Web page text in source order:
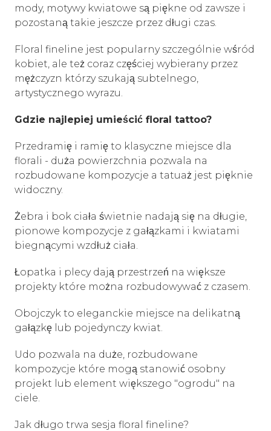
mody, motywy kwiatowe są piękne od zawsze i
pozostaną takie jeszcze przez długi czas.
Floral fineline jest popularny szczególnie wśród
kobiet, ale też coraz częściej wybierany przez
mężczyzn którzy szukają subtelnego,
artystycznego wyrazu.
Gdzie najlepiej umieścić floral tattoo?
Przedramię i ramię to klasyczne miejsce dla
florali - duża powierzchnia pozwala na
rozbudowane kompozycje a tatuaż jest pięknie
widoczny.
Żebra i bok ciała świetnie nadają się na długie,
pionowe kompozycje z gałązkami i kwiatami
biegnącymi wzdłuż ciała.
Łopatka i plecy dają przestrzeń na większe
projekty które można rozbudowywać z czasem.
Obojczyk to eleganckie miejsce na delikatną
gałązkę lub pojedynczy kwiat.
Udo pozwala na duże, rozbudowane
kompozycje które mogą stanowić osobny
projekt lub element większego "ogrodu" na
ciele.
Jak długo trwa sesja floral fineline?